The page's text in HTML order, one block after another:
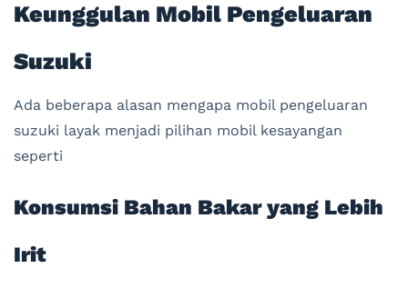
Keunggulan Mobil Pengeluaran
Suzuki
Ada beberapa alasan mengapa mobil pengeluaran
suzuki layak menjadi pilihan mobil kesayangan
seperti
Konsumsi Bahan Bakar yang Lebih
Irit